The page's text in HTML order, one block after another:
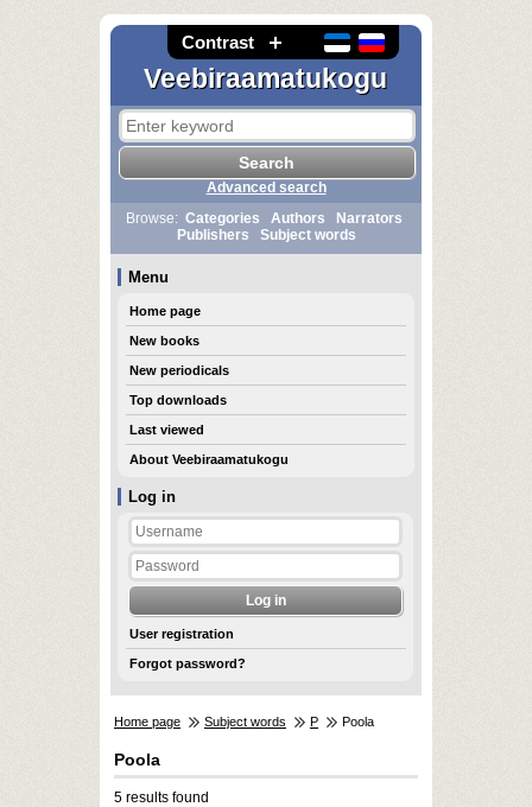
Contrast
Veebiraamatukogu
Log in
User registration
Forgot password?
Advanced search
Browse: Categories Authors
Narrators
Publishers
Subject words
Menu
Home page
New books
New periodicals
Top downloads
Last viewed
About Veebiraamatukogu
Home page Subject words P Poola
Poola
5 results found